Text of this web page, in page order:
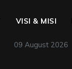
VISI & MISI
09 August 2026